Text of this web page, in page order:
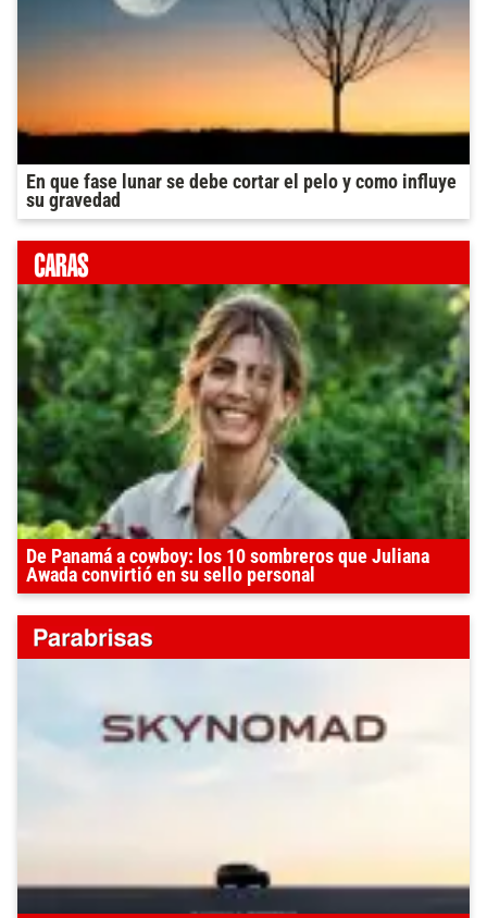
En que fase lunar se debe cortar el pelo y como influye
su gravedad
De Panamá a cowboy: los 10 sombreros que Juliana
Awada convirtió en su sello personal